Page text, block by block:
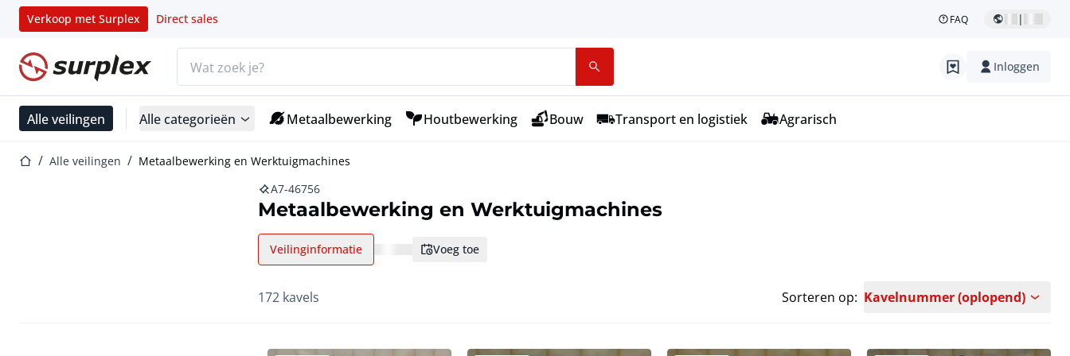
Verkoop met Surplex Direct sales FAQ |
Startpagina Inloggen
Alle veilingen Alle categorieën Metaalbewerking Houtbewerking Bouw Transport en logistiek Agrarisch
StartpaginaAlle veilingen
Metaalbewerking en Werktuigmachines
A7-46756
Metaalbewerking en Werktuigmachines
voeg toe
Veilinginformatie
172 kavels Sorteren op: Kavelnummer (oplopend)